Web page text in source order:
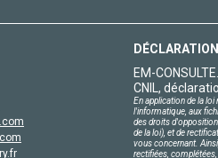
EM-
CNIL,
En application de la loi
l'informatique, aux
des droits d'opposition
de la loi), et de
vous concernant.
rectifiées,